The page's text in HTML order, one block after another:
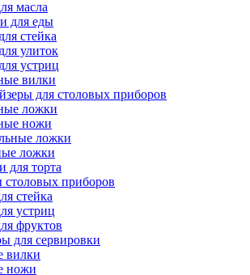
масла
для еды
стейка
улиток
устриц
вилки
для столовых приборов
ложки
ножи
ложки
ложки
для торта
приборов
стейка
устриц
фруктов
для сервировки
вилки
ножи